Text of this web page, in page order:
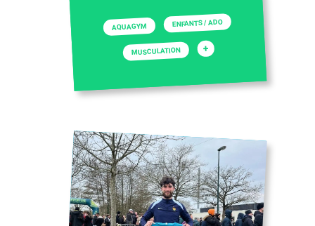
AQUAGYM ENFANTS / ADO
MUSCULATION +